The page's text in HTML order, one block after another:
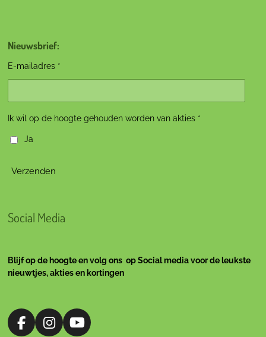
Nieuwsbrief:
E-mailadres *
Ik wil op de hoogte gehouden worden van akties *
Ja
Verzenden
Social Media
Blijf op de hoogte en volg ons op Social media voor de leukste
nieuwtjes, akties en kortingen
F
I
Y